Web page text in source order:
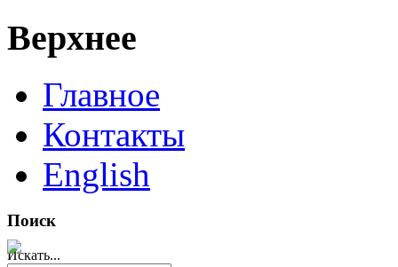
Верхнее
Главное
Контакты
English
Поиск
Искать...